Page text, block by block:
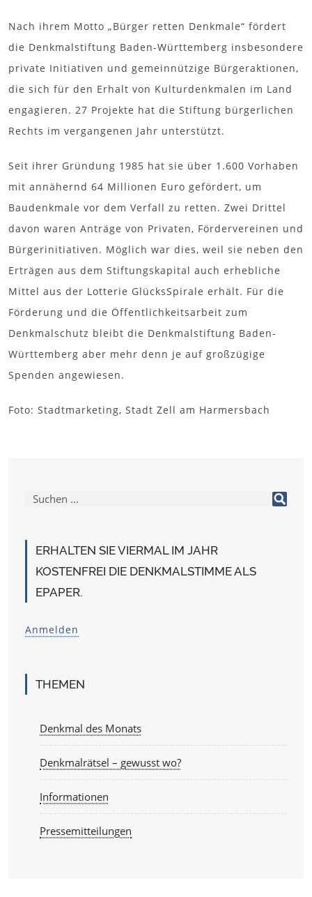
ERHALTEN SIE VIERMAL IM JAHR
KOSTENFREI DIE DENKMALSTIMME ALS
EPAPER.
Anmelden
THEMEN
Denkmal des Monats
Denkmalrätsel – gewusst wo?
Informationen
Pressemitteilungen
Nach ihrem Motto „Bürger retten Denkmale“ fördert
die Denkmalstiftung Baden-Württemberg insbesondere
private Initiativen und gemeinnützige Bürgeraktionen,
die sich für den Erhalt von Kulturdenkmalen im Land
engagieren. 27 Projekte hat die Stiftung bürgerlichen
Rechts im vergangenen Jahr unterstützt.
Seit ihrer Gründung 1985 hat sie über 1.600 Vorhaben
mit annähernd 64 Millionen Euro gefördert, um
Baudenkmale vor dem Verfall zu retten. Zwei Drittel
davon waren Anträge von Privaten, Fördervereinen und
Bürgerinitiativen. Möglich war dies, weil sie neben den
Erträgen aus dem Stiftungskapital auch erhebliche
Mittel aus der Lotterie GlücksSpirale erhält. Für die
Förderung und die Öffentlichkeitsarbeit zum
Denkmalschutz bleibt die Denkmalstiftung Baden-
Württemberg aber mehr denn je auf großzügige
Spenden angewiesen.
Foto: Stadtmarketing, Stadt Zell am Harmersbach